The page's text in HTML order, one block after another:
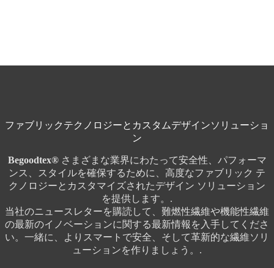
ファブリックテクノロジーとカスタムデザインソリューショ
ン
Begoodtex®さまざまな業界にわたって安全性、パフォーマ
ンス、スタイルを確保するために、高度なファブリック テ
クノロジーとカスタマイズされたデザイン ソリューション
を提供します。.
当社のニュースレターを購読して、難燃性繊維や機能性繊維
の最新のイノベーションに関する最新情報を入手してくださ
い。一緒に、よりスマートで安全、そして革新的な繊維ソリ
ューションを作りましょう。.